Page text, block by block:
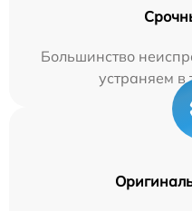
Большинство
устраняем в